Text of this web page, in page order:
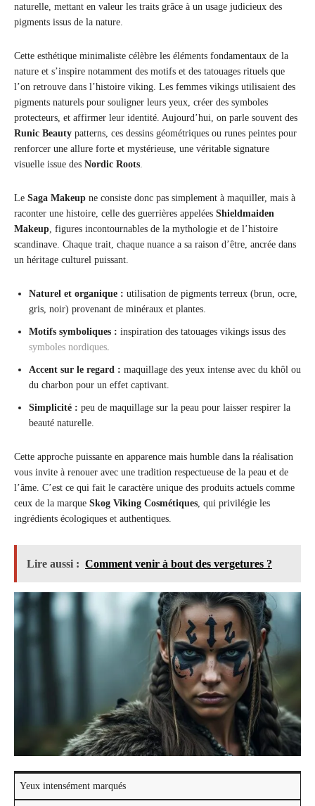
naturelle, mettant en valeur les traits grâce à un usage judicieux des
pigments issus de la nature.
Cette esthétique minimaliste célèbre les éléments fondamentaux de la
nature et s’inspire notamment des motifs et des tatouages rituels que
l’on retrouve dans l’histoire viking. Les femmes vikings utilisaient des
pigments naturels pour souligner leurs yeux, créer des symboles
protecteurs, et affirmer leur identité. Aujourd’hui, on parle souvent des
Runic Beauty patterns, ces dessins géométriques ou runes peintes pour
renforcer une allure forte et mystérieuse, une véritable signature
visuelle issue des Nordic Roots
Le Saga Makeup ne consiste donc pas simplement à maquiller, mais à
raconter une histoire, celle des guerrières appelées Shieldmaiden
Makeup , figures incontournables de la mythologie et de l’histoire
scandinave. Chaque trait, chaque nuance a sa raison d’être, ancrée dans
un héritage culturel puissant.
Naturel et organique : utilisation de pigments terreux (brun, ocre,
gris, noir) provenant de minéraux et plantes.
Motifs symboliques : inspiration des tatouages vikings issus des
symboles nordiques
Accent sur le regard : maquillage des yeux intense avec du khôl ou
du charbon pour un effet captivant.
Simplicité : peu de maquillage sur la peau pour laisser respirer la
beauté naturelle.
Cette approche puissante en apparence mais humble dans la réalisation
vous invite à renouer avec une tradition respectueuse de la peau et de
l’âme. C’est ce qui fait le caractère unique des produits actuels comme
ceux de la marque Skog Viking Cosmétiques , qui privilégie les
ingrédients écologiques et authentiques.
Lire aussi : Comment venir à bout des vergetures ?
Yeux intensément marqués